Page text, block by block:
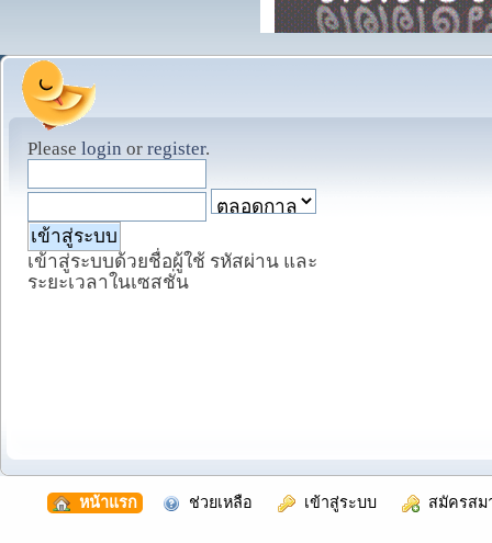
Please login or register.
เข้าสู่ระบบด้วยชื่อผู้ใช้ รหัสผ่าน และ
ระยะเวลาในเซสชั่น
หน้าแรก ช่วยเหลือ เข้าสู่ระบบ สมัครสม